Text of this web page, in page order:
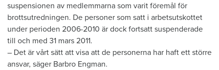
suspensionen av medlemmarna som varit föremål för
brottsutredningen. De personer som satt i arbetsutskottet
under perioden 2006-2010 är dock fortsatt suspenderade
till och med 31 mars 2011.
– Det är vårt sätt att visa att de personerna har haft ett större
ansvar, säger Barbro Engman.